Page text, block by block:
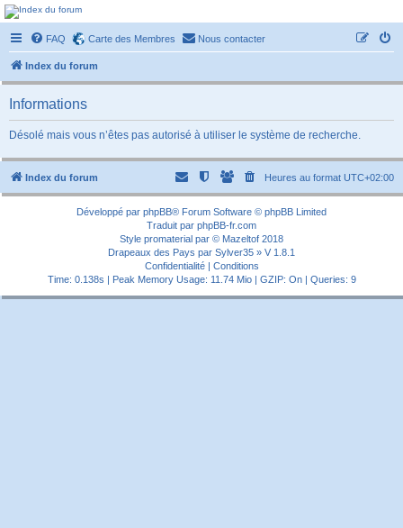
Forum-passionnement
Le forum des passionnés de trains miniature, de petites autos etc etc
FAQ Carte des Membres Nous contacter
Index du forum
Informations
Désolé mais vous n’êtes pas autorisé à utiliser le système de recherche.
Index du forum Heures au format UTC+02:00
Développé par phpBB® Forum Software © phpBB Limited
Traduit par phpBB-fr.com
Style promaterial par © Mazeltof 2018
Drapeaux des Pays par Sylver35 » V 1.8.1
Confidentialité| Conditions
Time: 0.138s | Peak Memory Usage: 11.74 Mio | GZIP: On | Queries: 9